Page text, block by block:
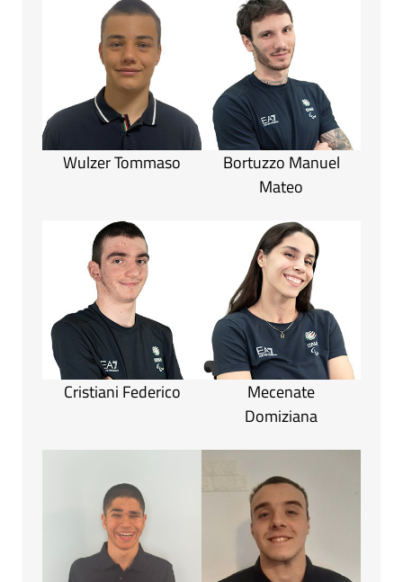
Wulzer Tommaso
Bortuzzo Manuel
Mateo
Cristiani Federico
Mecenate
Domiziana